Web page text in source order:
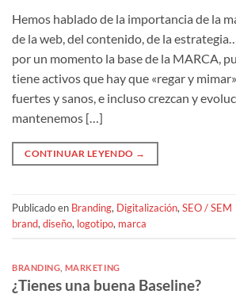
Hemos hablado de la importancia de la
de la web, del contenido, de la
por un momento la base de la MARCA,
tiene activos que hay que «regar y
fuertes y sanos, e incluso crezcan y
mantenemos […]
CONTINUAR LEYENDO →
Publicado en Branding, Digitalización, SEO / SEM
brand, diseño, logotipo, marca
BRANDING MARKETING
¿Tienes una buena Baseline?